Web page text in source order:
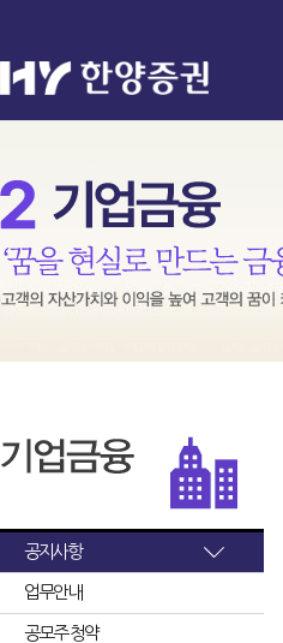
공지사항
업무안내
공모주 청약